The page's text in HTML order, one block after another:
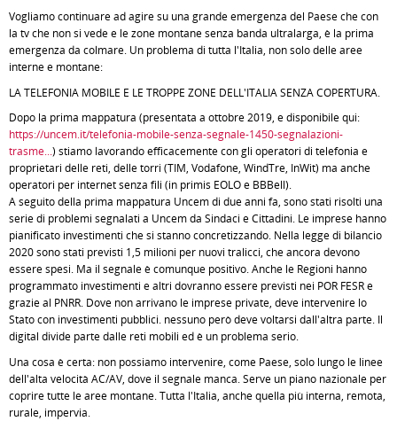
Vogliamo continuare ad agire su una grande emergenza del Paese che con
la tv che non si vede e le zone montane senza banda ultralarga, è la prima
emergenza da colmare. Un problema di tutta l'Italia, non solo delle aree
interne e montane:
LA TELEFONIA MOBILE E LE TROPPE ZONE DELL'ITALIA SENZA COPERTURA.
Dopo la prima mappatura (presentata a ottobre 2019, e disponibile qui:
https://uncem.it/telefonia-mobile-senza-segnale-1450-segnalazioni-
trasme...) stiamo lavorando efficacemente con gli operatori di telefonia e
proprietari delle reti, delle torri (TIM, Vodafone, WindTre, InWit) ma anche
operatori per internet senza fili (in primis EOLO e BBBell).
A seguito della prima mappatura Uncem di due anni fa, sono stati risolti una
serie di problemi segnalati a Uncem da Sindaci e Cittadini. Le imprese hanno
pianificato investimenti che si stanno concretizzando. Nella legge di bilancio
2020 sono stati previsti 1,5 milioni per nuovi tralicci, che ancora devono
essere spesi. Ma il segnale è comunque positivo. Anche le Regioni hanno
programmato investimenti e altri dovranno essere previsti nei POR FESR e
grazie al PNRR. Dove non arrivano le imprese private, deve intervenire lo
Stato con investimenti pubblici. nessuno però deve voltarsi dall'altra parte. Il
digital divide parte dalle reti mobili ed è un problema serio.
Una cosa è certa: non possiamo intervenire, come Paese, solo lungo le linee
dell'alta velocità AC/AV, dove il segnale manca. Serve un piano nazionale per
coprire tutte le aree montane. Tutta l'Italia, anche quella più interna, remota,
rurale, impervia.